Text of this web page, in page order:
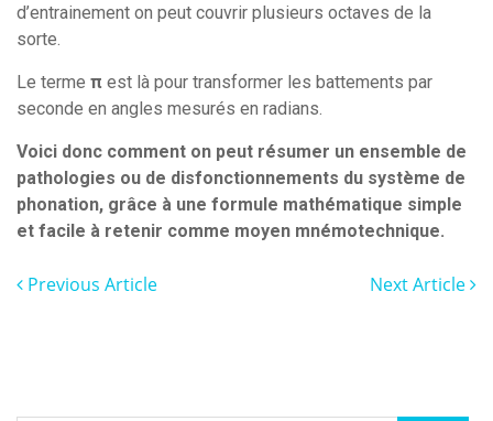
d’entrainement on peut couvrir plusieurs octaves de la
sorte.
Le terme π est là pour transformer les battements par
seconde en angles mesurés en radians.
Voici donc comment on peut résumer un ensemble de
pathologies ou de disfonctionnements du système de
phonation, grâce à une formule mathématique simple
et facile à retenir comme moyen mnémotechnique.
Previous Article Next Article